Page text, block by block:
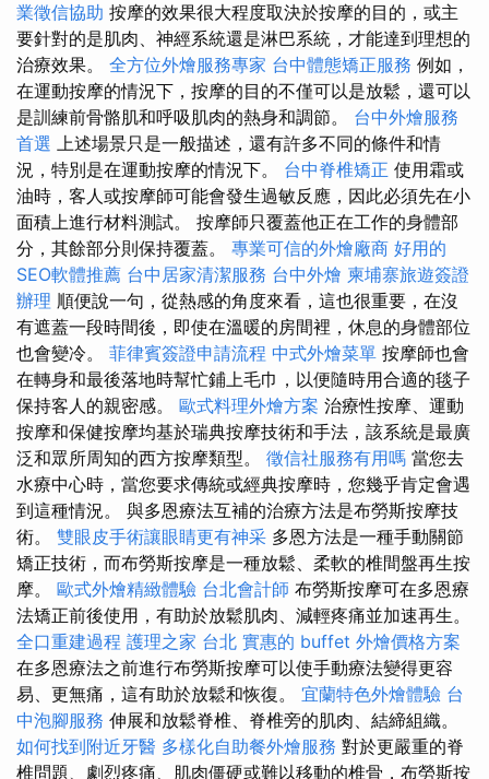
業徵信協助 按摩的效果很大程度取決於按摩的目的，或主
要針對的是肌肉、神經系統還是淋巴系統，才能達到理想的
治療效果。 全方位外燴服務專家 台中體態矯正服務 例如，
在運動按摩的情況下，按摩的目的不僅可以是放鬆，還可以
是訓練前骨骼肌和呼吸肌肉的熱身和調節。 台中外燴服務
首選 上述場景只是一般描述，還有許多不同的條件和情
況，特別是在運動按摩的情況下。 台中脊椎矯正 使用霜或
油時，客人或按摩師可能會發生過敏反應，因此必須先在小
面積上進行材料測試。 按摩師只覆蓋他正在工作的身體部
分，其餘部分則保持覆蓋。 專業可信的外燴廠商 好用的
SEO軟體推薦 台中居家清潔服務 台中外燴 柬埔寨旅遊簽證
辦理 順便說一句，從熱感的角度來看，這也很重要，在沒
有遮蓋一段時間後，即使在溫暖的房間裡，休息的身體部位
也會變冷。 菲律賓簽證申請流程 中式外燴菜單 按摩師也會
在轉身和最後落地時幫忙鋪上毛巾，以便隨時用合適的毯子
保持客人的親密感。 歐式料理外燴方案 治療性按摩、運動
按摩和保健按摩均基於瑞典按摩技術和手法，該系統是最廣
泛和眾所周知的西方按摩類型。 徵信社服務有用嗎 當您去
水療中心時，當您要求傳統或經典按摩時，您幾乎肯定會遇
到這種情況。 與多恩療法互補的治療方法是布勞斯按摩技
術。 雙眼皮手術讓眼睛更有神采 多恩方法是一種手動關節
矯正技術，而布勞斯按摩是一種放鬆、柔軟的椎間盤再生按
摩。 歐式外燴精緻體驗 台北會計師 布勞斯按摩可在多恩療
法矯正前後使用，有助於放鬆肌肉、減輕疼痛並加速再生。
全口重建過程 護理之家 台北 實惠的 buffet 外燴價格方案
在多恩療法之前進行布勞斯按摩可以使手動療法變得更容
易、更無痛，這有助於放鬆和恢復。 宜蘭特色外燴體驗 台
中泡腳服務 伸展和放鬆脊椎、脊椎旁的肌肉、結締組織。
如何找到附近牙醫 多樣化自助餐外燴服務 對於更嚴重的脊
椎問題、劇烈疼痛、肌肉僵硬或難以移動的椎骨，布勞斯按